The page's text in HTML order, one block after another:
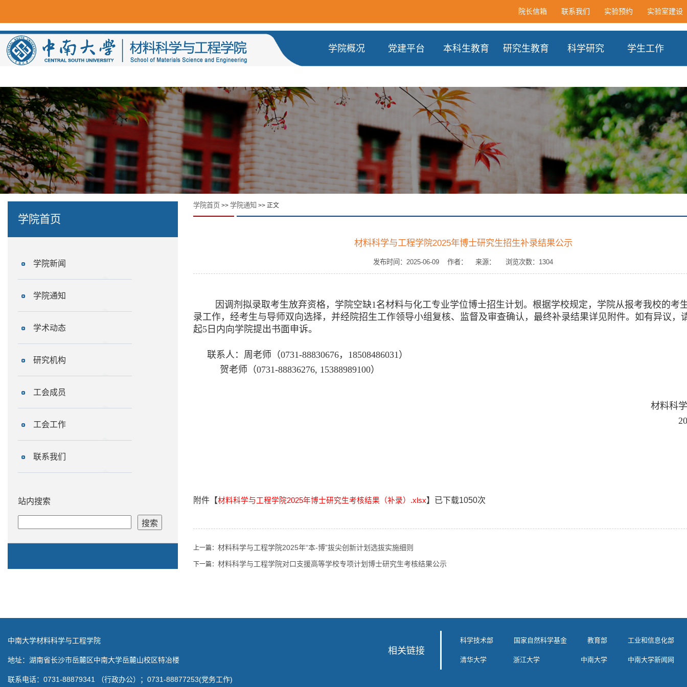
院长信箱 联系我们 实验预约 实验室建设
学院概况 党建平台 本科生教育 研究生教育 科学研究 学生工作
学院首页
学院新闻
学院通知
学术动态
研究机构
工会成员
工会工作
联系我们
站内搜索
学院首页 >> 学院通知 >> 正文
材料科学与工程学院2025年博士研究生招生补录结果公示
发布时间：2025-06-09 作者： 来源： 浏览次数： 1304
因调剂拟录取考生放弃资格，学院空缺1名材料与化工专业学位博士招生计划。根据学校规定，学院从报考我校的考
录工作，经考生与导师双向选择，并经院招生工作领导小组复核、监督及审查确认，最终补录结果详见附件。如有异议，
起5日内向学院提出书面申诉。
联系人：周老师（0731-88830676，18508486031）
贺老师（0731-88836276, 15388989100）
材料科
附件【材料科学与工程学院2025年博士研究生考核结果（补录）.xlsx】已下载1050次
上一篇： 材料科学与工程学院2025年“本-博”拔尖创新计划选拔实施细则
下一篇： 材料科学与工程学院对口支援高等学校专项计划博士研究生考核结果公示
中南大学材料科学与工程学院
地址：湖南省长沙市岳麓区中南大学岳麓山校区特冶楼
联系电话：0731-88879341 （行政办公）；0731-88877253(党务工作)
相关链接
科学技术部 国家自然科学基金 教育部 工业和信息化部
清华大学 浙江大学 中南大学 中南大学新闻网